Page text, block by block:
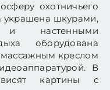
охотничьего
украшена шкурами,
и настенными
оборудована
креслом
В
картины с